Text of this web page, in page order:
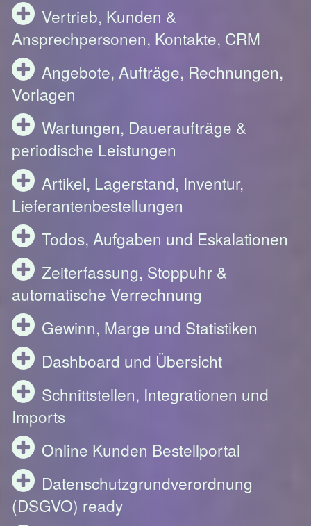
Vertrieb, Kunden &
Ansprechpersonen, Kontakte, CRM
Angebote, Aufträge, Rechnungen,
Vorlagen
Wartungen, Daueraufträge &
periodische Leistungen
Artikel, Lagerstand, Inventur,
Lieferantenbestellungen
Todos, Aufgaben und Eskalationen
Zeiterfassung, Stoppuhr &
automatische Verrechnung
Gewinn, Marge und Statistiken
Dashboard und Übersicht
Schnittstellen, Integrationen und
Imports
Online Kunden Bestellportal
Datenschutzgrundverordnung
(DSGVO) ready